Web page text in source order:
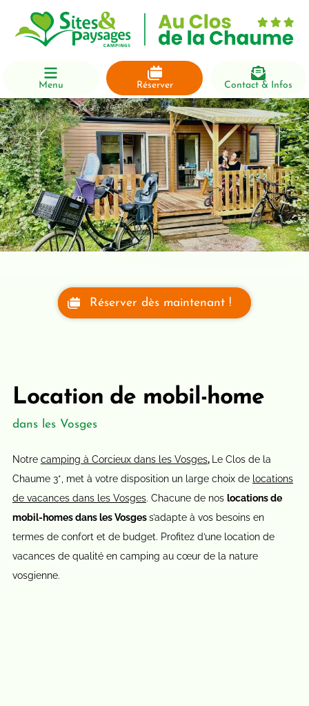
Contact & Infos
Réserver
Menu
Réserver dès maintenant !
Location de mobil-home
dans les Vosges
Notre camping à Corcieux dans les Vosges,
Le Clos de la
Chaume 3*, met à votre disposition un large choix de locations
de vacances dans les Vosges. Chacune de nos locations de
mobil-homes dans les Vosgess’adapte à vos besoins en
termes de confort et de budget. Profitez d’une location de
vacances de qualité en camping au cœur de la nature
vosgienne.